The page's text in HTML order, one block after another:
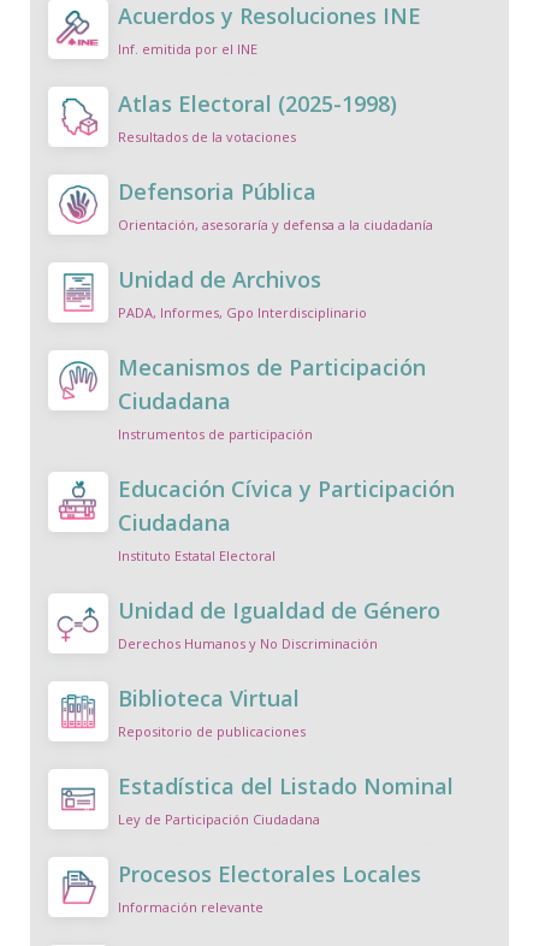
Acuerdos y Resoluciones INE
Inf. emitida por el INE
Atlas Electoral (2025-1998)
Resultados de la votaciones
Defensoria Pública
Orientación, asesoraría y defensa a la ciudadanía
Unidad de Archivos
PADA, Informes, Gpo Interdisciplinario
Mecanismos de Participación
Ciudadana
Instrumentos de participación
Educación Cívica y Participación
Ciudadana
Instituto Estatal Electoral
Unidad de Igualdad de Género
Derechos Humanos y No Discriminación
Biblioteca Virtual
Repositorio de publicaciones
Estadística del Listado Nominal
Ley de Participación Ciudadana
Procesos Electorales Locales
Información relevante